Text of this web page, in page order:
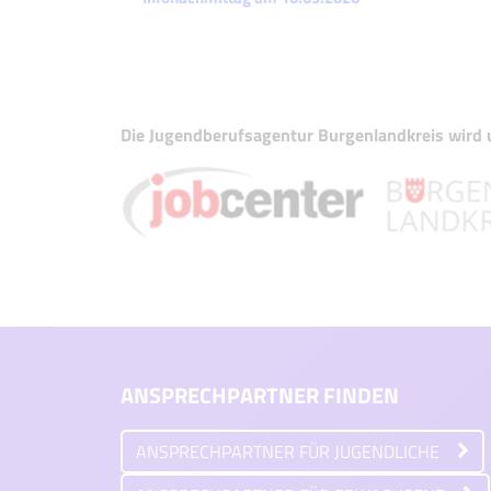
Navigation
Die Jugendberufsagentur Burgenlandkreis
ANSPRECHPARTNER FINDEN
ANSPRECHPARTNER FÜR JUGENDLICHE